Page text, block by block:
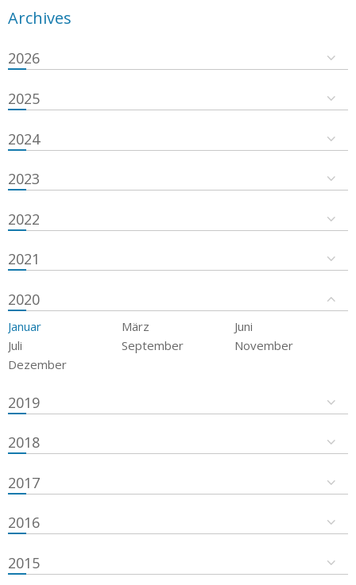
Archives
2026
2025
2024
2023
2022
2021
2020
Januar März
Juni
Juli
September
November
Dezember
2019
2018
2017
2016
2015